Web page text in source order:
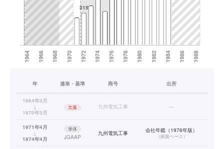
年 連単・基準 商号 出所
1964年3月
↓
1970年3月
欠落 九州電気工事 —
1971年4月
↓
1974年4月
単体
JGAAP
九州電気工事 会社年鑑（1976年版）
（紙面ベース）